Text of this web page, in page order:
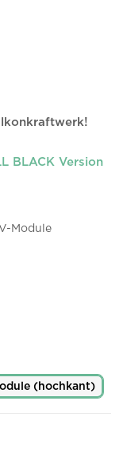
BLACK Version
Module
(hochkant)